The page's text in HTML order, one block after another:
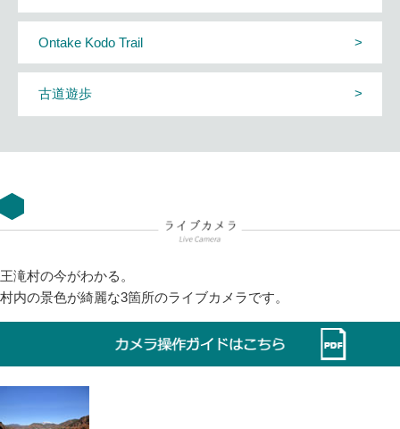
Ontake Kodo Trail
古道遊歩
This page can't load Google Maps correctly.
OK
王滝村の今がわかる。
村内の景色が綺麗な3箇所のライブカメラです。